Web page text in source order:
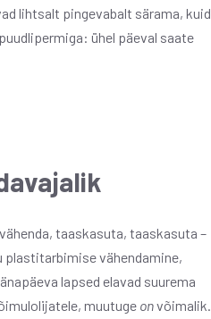
lihtsalt pingevabalt särama, kuid
ühel päeval saate
taaskasuta, taaskasuta –
plastitarbimise vähendamine,
lapsed elavad suurema
muutuge onvõimalik.